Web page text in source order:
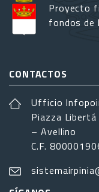
Proyecto
fondos de
CONTACTOS
Ufficio
Piazza
– Avellino
C.F.